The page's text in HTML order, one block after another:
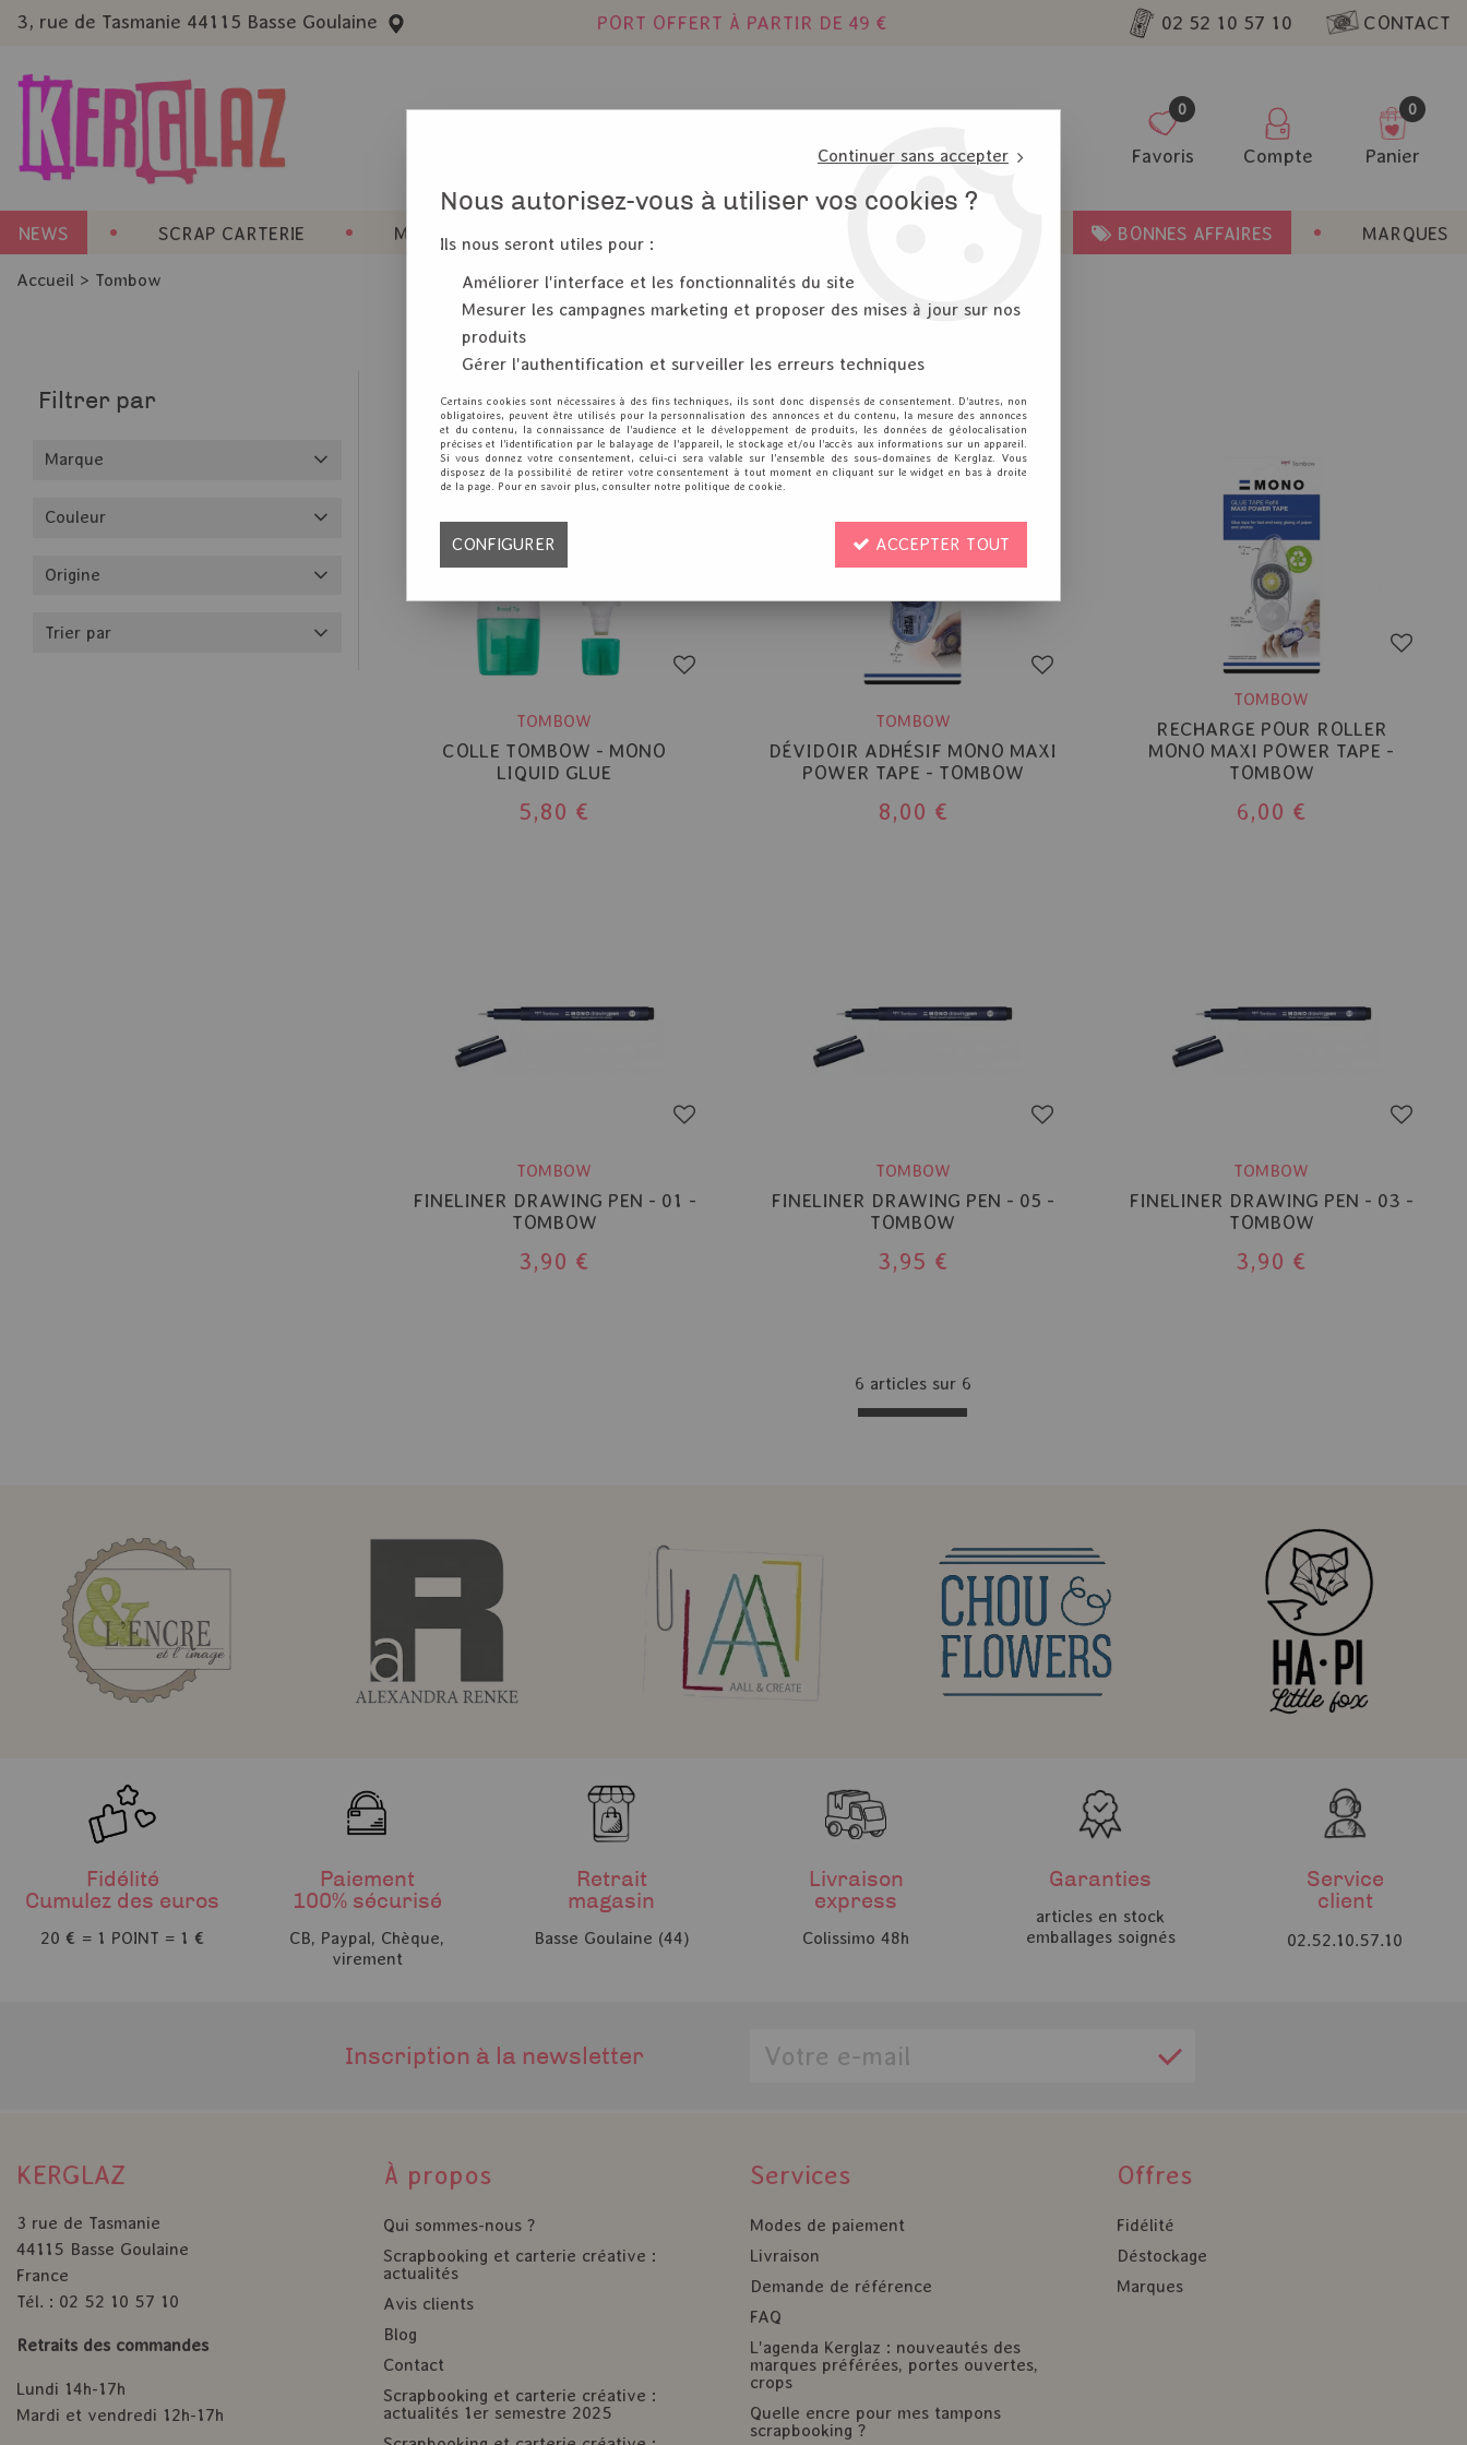
3, rue de Tasmanie 44115 Basse Goulaine PORT OFFERT À PARTIR DE 49 € 02 52 10 57 10 CONTACT
0
Favoris Compte
0
Panier
NEWS SCRAP CARTERIE MACHINES DIES BONNES AFFAIRES MARQUES
Accueil > Tombow
PRODUITS DE LA MARQUE TOMBOW
Filtrer par
Marque
Couleur
Origine
Trier par
6 articles sur 6
TOMBOW
COLLE TOMBOW - MONO
LIQUID GLUE
5,80 €
TOMBOW
DÉVIDOIR ADHÉSIF MONO MAXI
POWER TAPE - TOMBOW
8,00 €
TOMBOW
RECHARGE POUR ROLLER
MONO MAXI POWER TAPE -
TOMBOW
6,00 €
TOMBOW
FINELINER DRAWING PEN - 01 -
TOMBOW
3,90 €
TOMBOW
FINELINER DRAWING PEN - 05 -
TOMBOW
3,95 €
TOMBOW
FINELINER DRAWING PEN - 03 -
TOMBOW
3,90 €
6 articles sur 6
Fidélité
Cumulez des euros
20 € = 1 POINT = 1 €
Paiement
100% sécurisé
CB, Paypal, Chèque,
virement
Retrait
magasin
Basse Goulaine (44)
Livraison
express
Colissimo 48h
Garanties
articles en stock
emballages soignés
Service
client
02.52.10.57.10
Inscription à la newsletter
KERGLAZ
3 rue de Tasmanie
44115 Basse Goulaine
France
Tél. : 02 52 10 57 10
Retraits des commandes
Lundi 14h-17h
Mardi et vendredi 12h-17h
À propos
Qui sommes-nous ?
Scrapbooking et carterie créative :
actualités
Avis clients
Blog
Contact
Scrapbooking et carterie créative :
actualités 1er semestre 2025
Services
Modes de paiement
Livraison
Demande de référence
FAQ
L'agenda Kerglaz : nouveautés des
marques préférées, portes ouvertes,
crops
Quelle encre pour mes tampons
scrapbooking ?
Offres
Fidélité
Déstockage
Marques
Continuer sans accepter
Nous autorisez-vous à utiliser vos cookies ?
Ils nous seront utiles pour :
Améliorer l'interface et les fonctionnalités du site
Mesurer les campagnes marketing et proposer des mises à jour sur nos
produits
Gérer l'authentification et surveiller les erreurs techniques
Certains cookies sont nécessaires à des fins techniques, ils sont donc dispensés de consentement. D'autres, non
obligatoires, peuvent être utilisés pour la personnalisation des annonces et du contenu, la mesure des annonces
et du contenu, la connaissance de l'audience et le développement de produits, les données de géolocalisation
précises et l'identification par le balayage de l'appareil, le stockage et/ou l'accès aux informations sur un appareil.
Si vous donnez votre consentement, celui-ci sera valable sur l’ensemble des sous-domaines de Kerglaz. Vous
disposez de la possibilité de retirer votre consentement à tout moment en cliquant sur le widget en bas à droite
de la page. Pour en savoir plus, consulter notre politique de cookie.
CONFIGURER ACCEPTER TOUT